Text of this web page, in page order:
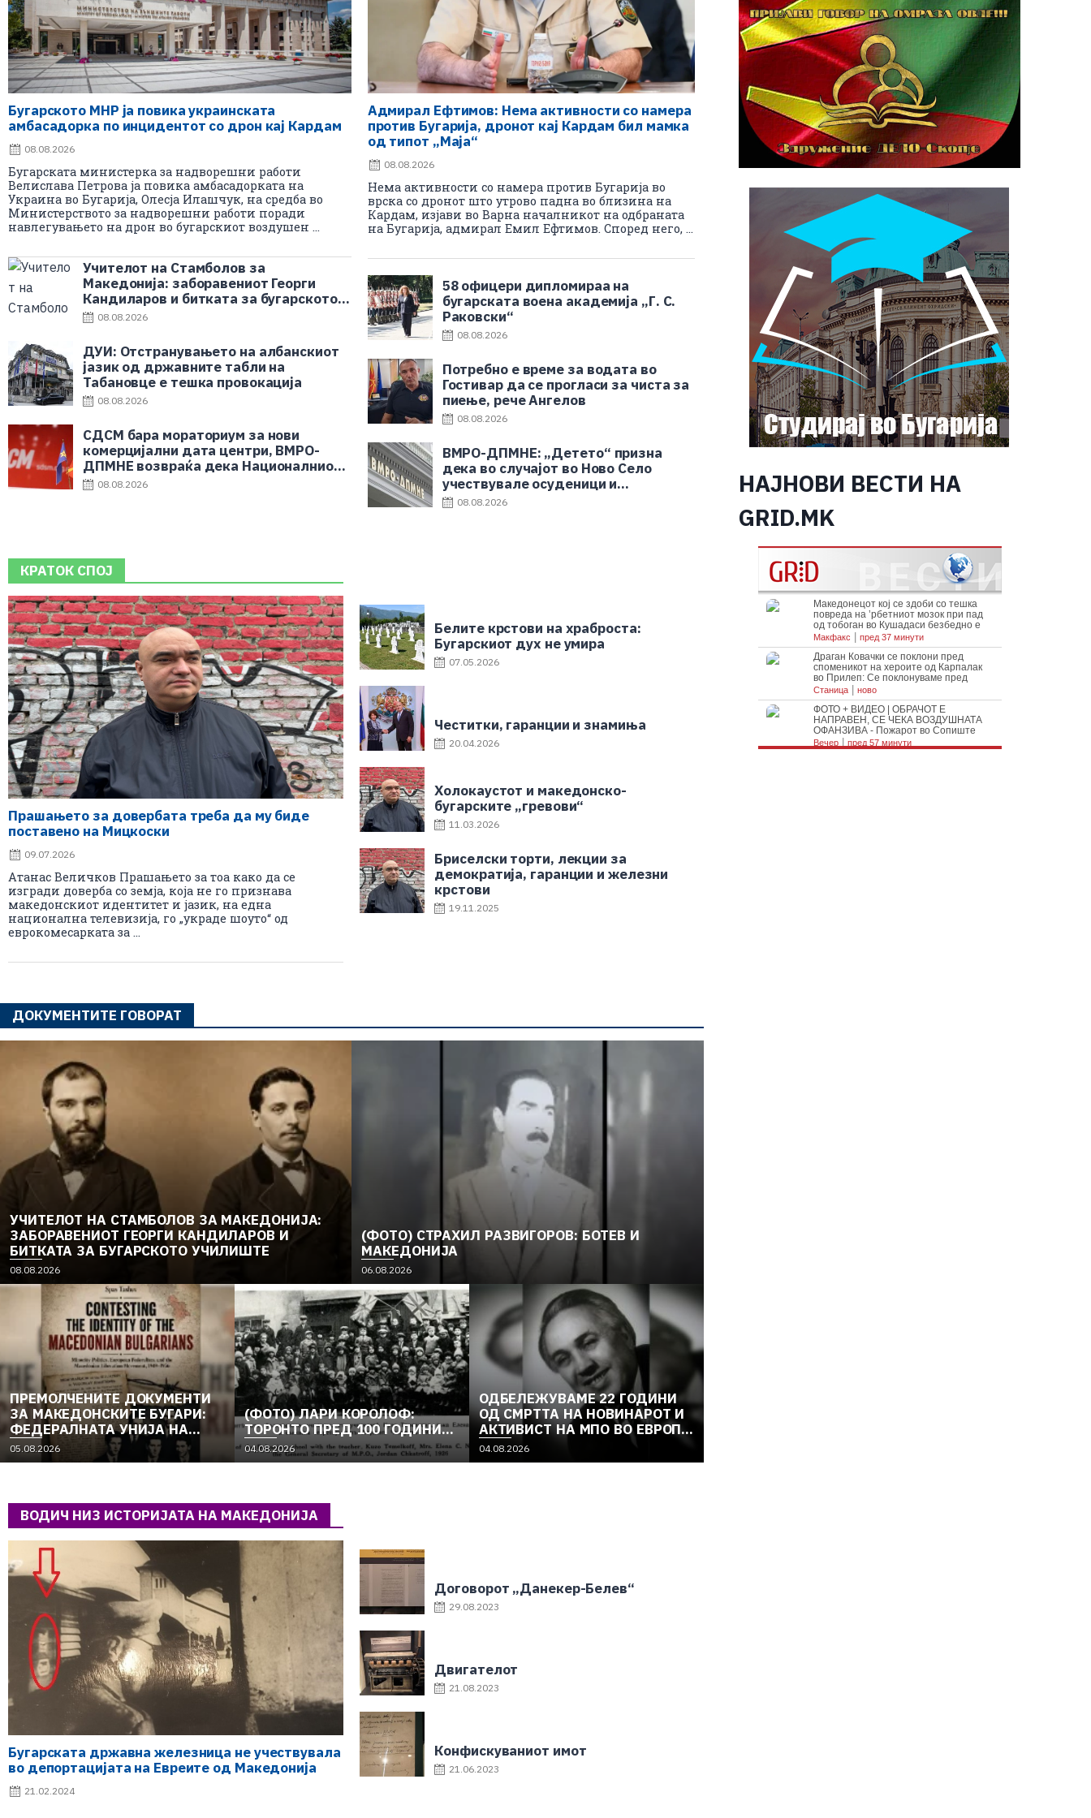
Бугарското МНР ја повика украинската
амбасадорка по инцидентот со дрон кај Кардам
08.08.2026
Бугарската министерка за надворешни работи
Велислава Петрова ја повика амбасадорката на
Украина во Бугарија, Олесја Илашчук, на средба во
Министерството за надворешни работи поради
навлегувањето на дрон во бугарскиот воздушен ...
Учителот на Стамболов за
Македонија: заборавениот Георги
Кандиларов и битката за бугарското
училиште
08.08.2026
ДУИ: Отстранувањето на албанскиот
јазик од државните табли на
Табановце е тешка провокација
08.08.2026
СДСМ бара мораториум за нови
комерцијални дата центри, ВМРО-
ДПМНЕ возвраќа дека Националниот
дата центар е во корист на граѓаните
08.08.2026
Адмирал Ефтимов: Нема активности со намера
против Бугарија, дронот кај Кардам бил мамка
од типот „Маја“
08.08.2026
Нема активности со намера против Бугарија во
врска со дронот што утрово падна во близина на
Кардам, изјави во Варна началникот на одбраната
на Бугарија, адмирал Емил Ефтимов. Според него, ...
58 офицери дипломираа на
бугарската воена академија „Г. С.
Раковски“
08.08.2026
Потребно е време за водата во
Гостивар да се прогласи за чиста за
пиење, рече Ангелов
08.08.2026
ВМРО-ДПМНЕ: „Детето“ призна
дека во случајот во Ново Село
учествувале осуденици и
насилници, ова е талогот на
Македонија
08.08.2026
КРАТОК СПОЈ
Прашањето за довербата треба да му биде
поставено на Мицкоски
09.07.2026
Атанас Величков Прашањето за тоа како да се
изгради доверба со земја, која не го признава
македонскиот идентитет и јазик, на една
национална телевизија, го „украде шоуто“ од
еврокомесарката за ...
Белите крстови на храброста:
Бугарскиот дух не умира
07.05.2026
Честитки, гаранции и знамиња
20.04.2026
Холокаустот и македонско-
бугарските „гревови“
11.03.2026
Бриселски торти, лекции за
демократија, гаранции и железни
крстови
19.11.2025
ДОКУМЕНТИТЕ ГОВОРАТ
УЧИТЕЛОТ НА СТАМБОЛОВ ЗА МАКЕДОНИЈА:
ЗАБОРАВЕНИОТ ГЕОРГИ КАНДИЛАРОВ И
БИТКАТА ЗА БУГАРСКОТО УЧИЛИШТЕ
08.08.2026
(ФОТО) СТРАХИЛ РАЗВИГОРОВ: БОТЕВ И
МАКЕДОНИЈА
06.08.2026
ПРЕМОЛЧЕНИТЕ ДОКУМЕНТИ
ЗА МАКЕДОНСКИТЕ БУГАРИ:
ФЕДЕРАЛНАТА УНИЈА НА
ЕВРОПСКИТЕ
НАЦИОНАЛНОСТИ И
(1949–1956) (2)
05.08.2026
(ФОТО) ЛАРИ КОРОЛОФ:
ТОРОНТО ПРЕД 100 ГОДИНИ…
04.08.2026
ОДБЕЛЕЖУВАМЕ 22 ГОДИНИ
ОД СМРТТА НА НОВИНАРОТ И
АКТИВИСТ НА МПО ВО ЕВРОПА
МЕТОДИ ДИМОВ
04.08.2026
ВОДИЧ НИЗ ИСТОРИЈАТА НА МАКЕДОНИЈА
Бугарската државна железница не учествувала
во депортацијата на Евреите од Македонија
21.02.2024
Договорот „Данекер-Белев“
29.08.2023
Двигателот
21.08.2023
Конфискуваниот имот
21.06.2023
НАЈНОВИ ВЕСТИ НА
GRID.MK